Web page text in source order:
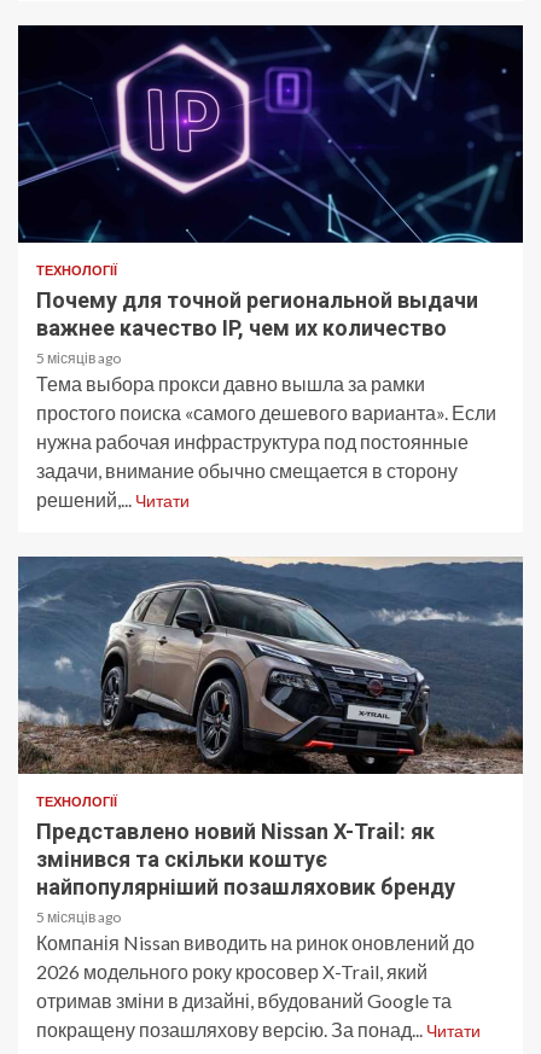
ТЕХНОЛОГІЇ
Почему для точной региональной выдачи
важнее качество IP, чем их количество
5 місяців ago
Тема выбора прокси давно вышла за рамки
простого поиска «самого дешевого варианта». Если
нужна рабочая инфраструктура под постоянные
задачи, внимание обычно смещается в сторону
решений,... Читати
ТЕХНОЛОГІЇ
Представлено новий Nissan X-Trail: як
змінився та скільки коштує
найпопулярніший позашляховик бренду
5 місяців ago
Компанія Nissan виводить на ринок оновлений до
2026 модельного року кросовер X-Trail, який
отримав зміни в дизайні, вбудований Google та
покращену позашляхову версію. За понад... Читати